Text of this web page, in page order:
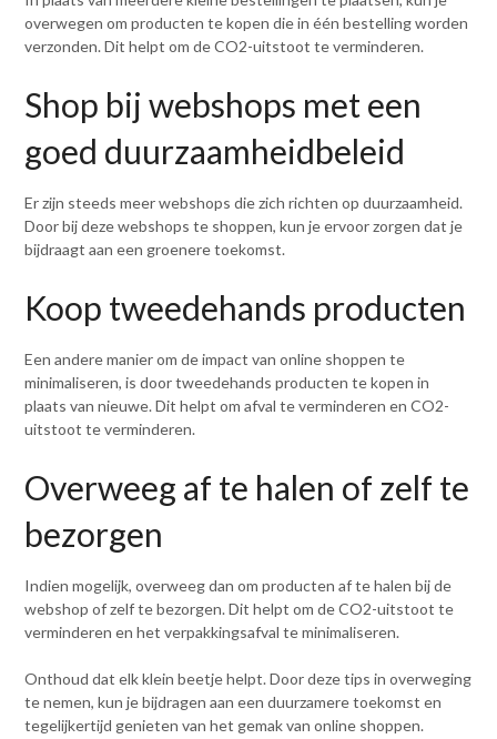
overwegen om producten te kopen die in één bestelling worden
verzonden. Dit helpt om de CO2-uitstoot te verminderen.
Shop bij webshops met een
goed duurzaamheidbeleid
Er zijn steeds meer webshops die zich richten op duurzaamheid.
Door bij deze webshops te shoppen, kun je ervoor zorgen dat je
bijdraagt aan een groenere toekomst.
Koop tweedehands producten
Een andere manier om de impact van online shoppen te
minimaliseren, is door tweedehands producten te kopen in
plaats van nieuwe. Dit helpt om afval te verminderen en CO2-
uitstoot te verminderen.
Overweeg af te halen of zelf te
bezorgen
Indien mogelijk, overweeg dan om producten af te halen bij de
webshop of zelf te bezorgen. Dit helpt om de CO2-uitstoot te
verminderen en het verpakkingsafval te minimaliseren.
Onthoud dat elk klein beetje helpt. Door deze tips in overweging
te nemen, kun je bijdragen aan een duurzamere toekomst en
tegelijkertijd genieten van het gemak van online shoppen.